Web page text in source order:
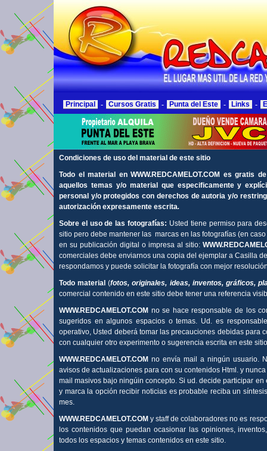
Principal - Cursos Gratis - Punta del Este - Links -
Condiciones de uso del material de este sitio
Todo el material en WWW.REDCAMELOT.COM es gratis
aquellos temas y/o material que especificamente y
personal y/o protegidos con derechos de autoria y/o
autorización expresamente escrita.
Sobre el uso de las fotografías: Usted tiene permiso para
sitio pero debe mantener las marcas en las fotografías (en
en su publicación digital o impresa al sitio:
comerciales debe enviarnos una copia del ejemplar a Casilla
respondamos y puede solicitar la fotografía con mejor
Todo material(fotos, originales, ideas, inventos, gráficos,
comercial contenido en este sitio debe tener una referencia
WWW.REDCAMELOT.COM no se hace responsable de los
sugeridos en algunos espacios o temas. Ud. es
operativo, Usted deberá tomar las precauciones debidas para
con cualquier otro experimento o sugerencia escrita en este
WWW.REDCAMELOT.COM no envía mail a ningún usuario.
avisos de actualizaciones para con su contenidos Html. y
mail masivos bajo ningúin concepto. Si ud. decide participar
y marca la opción recibir noticias es probable reciba un
mes.
WWW.REDCAMELOT.COM y staff de colaboradores no es
los contenidos que puedan ocasionar las opiniones,
todos los espacios y temas contenidos en este sitio.